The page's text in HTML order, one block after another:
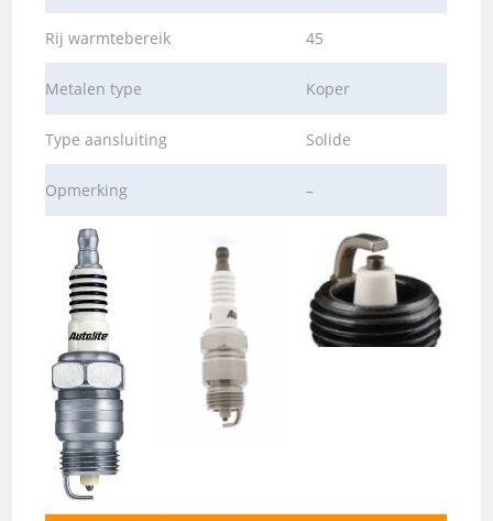
Rij warmtebereik 45
Metalen type Koper
Type aansluiting Solide
Opmerking –